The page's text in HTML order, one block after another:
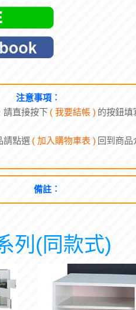
注意事項︰
請直接按下 ( 我要結帳 ) 的按鈕填
請點選 ( 加入購物車表 ) 回到商品
備註︰
列(同款式)